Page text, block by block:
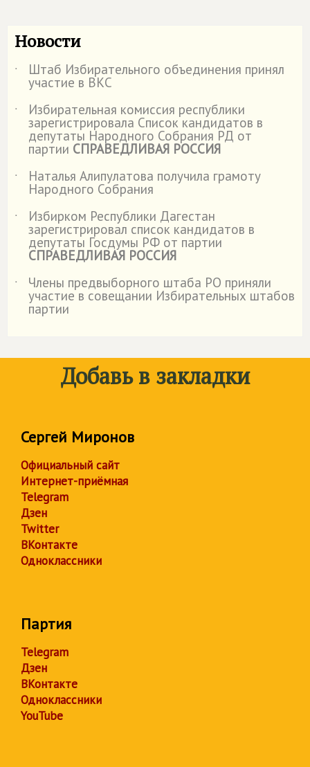
Новости
˙ Штаб Избирательного объединения принял
участие в ВКС
˙
Избирательная комиссия республики
зарегистрировала Список кандидатов в
депутаты Народного Собрания РД от
партии СПРАВЕДЛИВАЯ РОССИЯ
˙
Наталья Алипулатова получила грамоту
Народного Собрания
˙
Избирком Республики Дагестан
зарегистрировал список кандидатов в
депутаты Госдумы РФ от партии
СПРАВЕДЛИВАЯ РОССИЯ
˙
Члены предвыборного штаба РО приняли
участие в совещании Избирательных штабов
партии
Добавь в закладки
Сергей Миронов
Официальный сайт
Интернет-приёмная
Telegram
Дзен
Twitter
ВКонтакте
Одноклассники
Партия
Telegram
Дзен
ВКонтакте
Одноклассники
YouTube